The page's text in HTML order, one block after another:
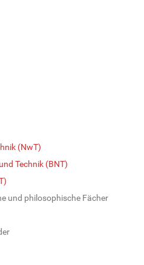
(NwT)
Technik (BNT)
und philosophische Fächer